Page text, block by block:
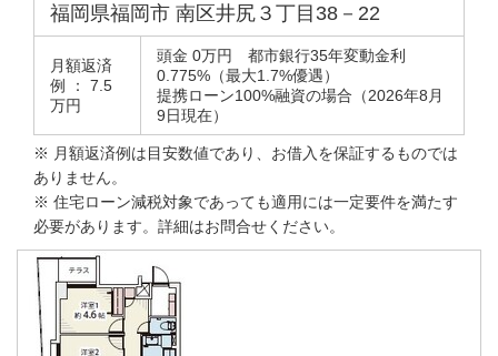
福岡県福岡市 南区井尻３丁目38－22
月額返済
例 ： 7.5
万円
頭金 0万円 都市銀行35年変動金利
0.775%（最大1.7%優遇）
提携ローン100%融資の場合（2026年8月
9日現在）
※ 月額返済例は目安数値であり、お借入を保証するものでは
ありません。
※ 住宅ローン減税対象であっても適用には一定要件を満たす
必要があります。詳細はお問合せください。